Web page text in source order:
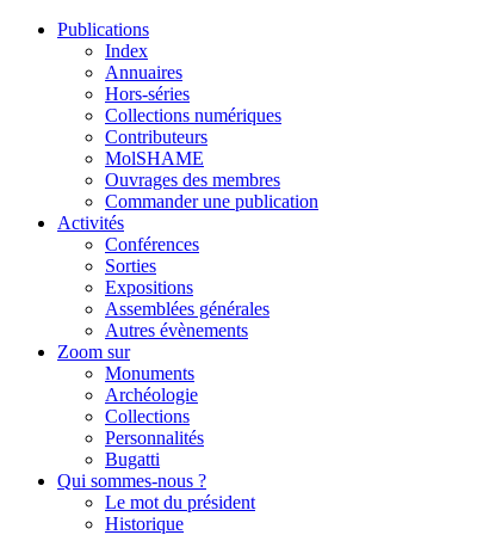
Publications
Index
Annuaires
Hors-séries
Collections numériques
Contributeurs
MolSHAME
Ouvrages des membres
Commander une publication
Activités
Conférences
Sorties
Expositions
Assemblées générales
Autres évènements
Zoom sur
Monuments
Archéologie
Collections
Personnalités
Bugatti
Qui sommes-nous ?
Le mot du président
Historique